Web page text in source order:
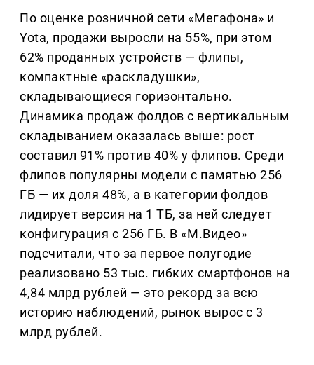
По оценке розничной сети «Мегафона» и
Yota, продажи выросли на 55%, при этом
62% проданных устройств — флипы,
компактные «раскладушки»,
складывающиеся горизонтально.
Динамика продаж фолдов с вертикальным
складыванием оказалась выше: рост
составил 91% против 40% у флипов. Среди
флипов популярны модели с памятью 256
ГБ — их доля 48%, а в категории фолдов
лидирует версия на 1 ТБ, за ней следует
конфигурация с 256 ГБ. В «М.Видео»
подсчитали, что за первое полугодие
реализовано 53 тыс. гибких смартфонов на
4,84 млрд рублей — это рекорд за всю
историю наблюдений, рынок вырос с 3
млрд рублей.